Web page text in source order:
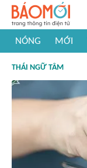
NÓNG MỚI
#Khám phá thế giới
THÁI NGỮ TÂM